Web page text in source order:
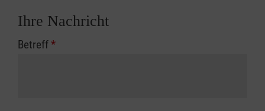
Ihre Nachricht
Betreff*